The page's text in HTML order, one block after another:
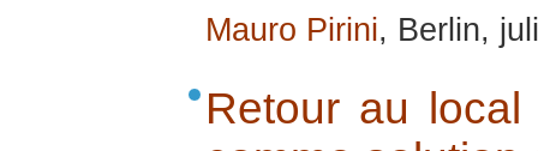
Mauro Pirini, Berlin,
Retour au